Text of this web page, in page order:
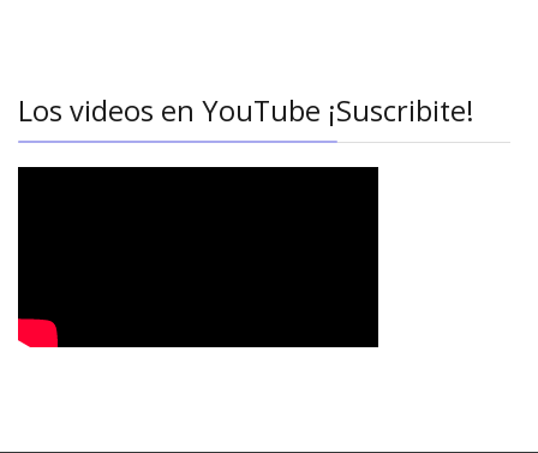
Los videos en YouTube ¡Suscribite!